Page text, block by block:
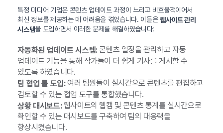
특정 미디어 기업은 콘텐츠 업데이트 과정이 느리고 비효율적이어서
최신 정보를 제공하는 데 어려움을 겪었습니다. 이들은웹사이트 관리
시스템을 도입하면서 이러한 문제를 해결하였습니다:
자동화된 업데이트 시스템:콘텐츠 일정을 관리하고 자동
업데이트 기능을 통해 작가들이 더 쉽게 기사를 게시할 수
있도록 하였습니다.
팀 협업 툴 도입:여러 팀원들이 실시간으로 콘텐츠를 편집하고
검토할 수 있는 협업 도구를 통합했습니다.
상황 대시보드:웹사이트의 웹캠 및 콘텐츠 통계를 실시간으로
확인할 수 있는 대시보드를 구축하여 팀의 대응력을
향상시켰습니다.